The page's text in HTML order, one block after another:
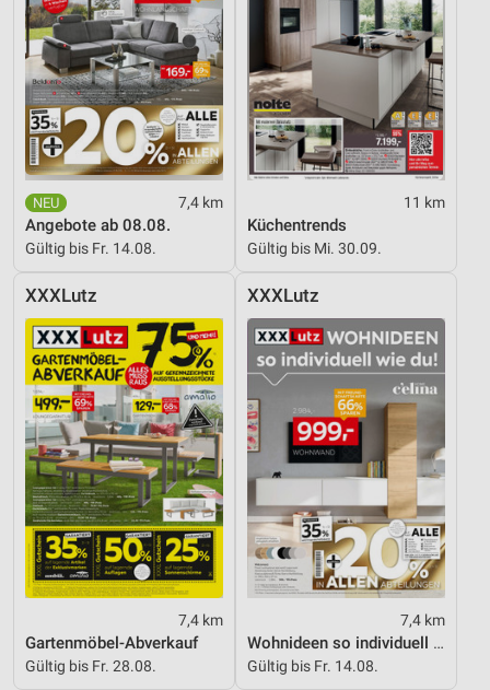
7,4 km
Angebote ab 08.08.
Gültig bis Fr. 14.08.
11 km
Küchentrends
Gültig bis Mi. 30.09.
XXXLutz
7,4 km
Gartenmöbel-Abverkauf
Gültig bis Fr. 28.08.
XXXLutz
7,4 km
Wohnideen so individuell wie du!
Gültig bis Fr. 14.08.